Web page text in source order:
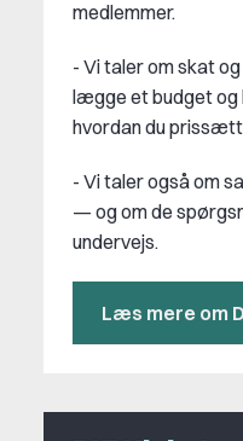
medlemmer.
- Vi taler om skat
lægge et budget og
hvordan du
- Vi taler også om
— og om de
undervejs.
Læs mere om